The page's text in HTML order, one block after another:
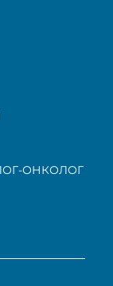
ОНКОЛОГ